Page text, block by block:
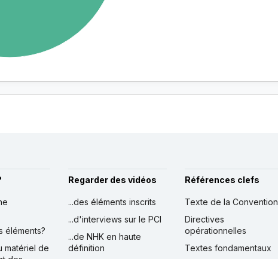
éléments?
matériel de
Regarder des vidéos
...des éléments inscrits
...d'interviews sur le PCI
...de NHK en haute
définition
Références clefs
Texte de la Convention
Directives
opérationnelles
Textes fondamentaux